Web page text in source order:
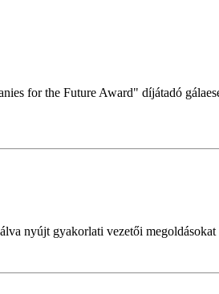
for the Future Award" díjátadó
nyújt gyakorlati vezetői megoldásokat